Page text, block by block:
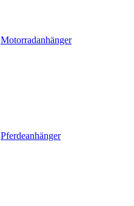
Motorradanhänger
Pferdeanhänger